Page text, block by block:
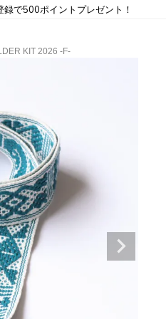
で500ポイントプレゼント！
KIT 2026 -F-